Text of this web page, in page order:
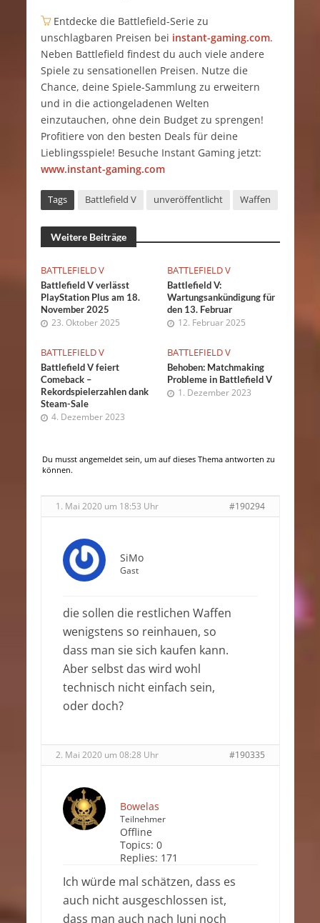
Entdecke die Battlefield-Serie zu
unschlagbaren Preisen bei instant-gaming.com.
Neben Battlefield findest du auch viele andere
Spiele zu sensationellen Preisen. Nutze die
Chance, deine Spiele-Sammlung zu erweitern
und in die actiongeladenen Welten
einzutauchen, ohne dein Budget zu sprengen!
Profitiere von den besten Deals für deine
Lieblingsspiele! Besuche Instant Gaming jetzt:
www.instant-gaming.com
Tags Battlefield V unveröffentlicht Waffen
Weitere Beiträge
BATTLEFIELD V
Battlefield V verlässt
PlayStation Plus am 18.
November 2025
23. Oktober 2025
BATTLEFIELD V
Battlefield V:
Wartungsankündigung für
den 13. Februar
12. Februar 2025
BATTLEFIELD V
Battlefield V feiert
Comeback –
Rekordspielerzahlen dank
Steam-Sale
4. Dezember 2023
BATTLEFIELD V
Behoben: Matchmaking
Probleme in Battlefield V
1. Dezember 2023
Du musst angemeldet sein, um auf dieses Thema antworten zu
können.
1. Mai 2020 um 18:53 Uhr #190294
SiMo
Gast
die sollen die restlichen Waffen
wenigstens so reinhauen, so
dass man sie sich kaufen kann.
Aber selbst das wird wohl
technisch nicht einfach sein,
oder doch?
2. Mai 2020 um 08:28 Uhr #190335
Bowelas
Teilnehmer
Offline
Topics: 0
Replies: 171
Ich würde mal schätzen, dass es
auch nicht ausgeschlossen ist,
dass man auch nach Juni noch